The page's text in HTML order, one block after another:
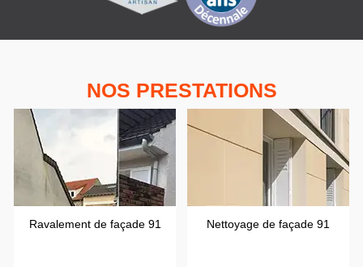
NOS PRESTATIONS
Ravalement de façade 91 Nettoyage de façade 91